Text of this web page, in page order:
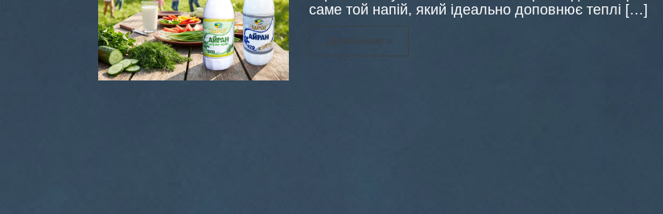
саме той напій, який ідеально доповнює теплі […]
Детальніше »